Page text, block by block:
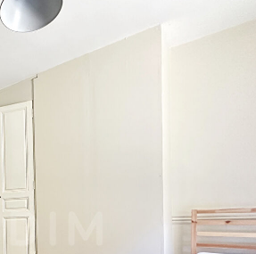
et 2620€. indexées aux années